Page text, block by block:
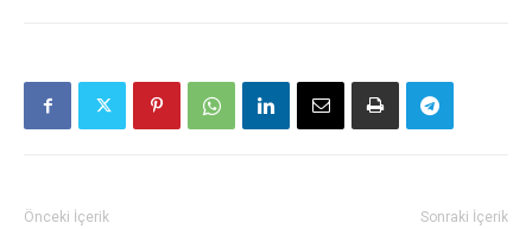
Önceki İçerik Sonraki İçerik